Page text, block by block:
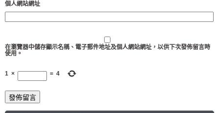
個人網站網址
在瀏覽器中儲存顯示名稱、電子郵件地址及個人網站網址，以供下次發佈留言時
使用。
1 × = 4